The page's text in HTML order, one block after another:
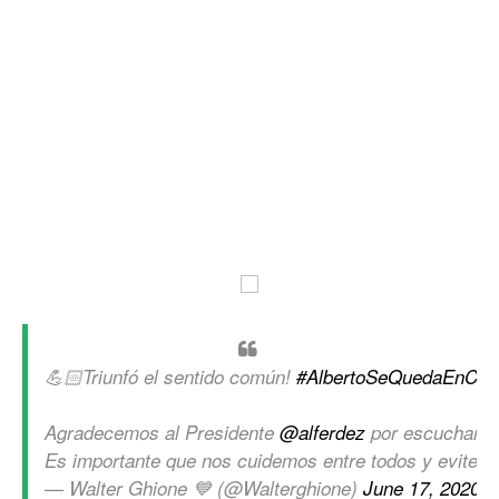
💪🏻Triunfó el sentido común!
Agradecemos al Presidente @alferdez por escuchar
Es importante que nos cuidemos entre todos y
— Walter Ghione 💙 (@Walterghione) June 17, 2020